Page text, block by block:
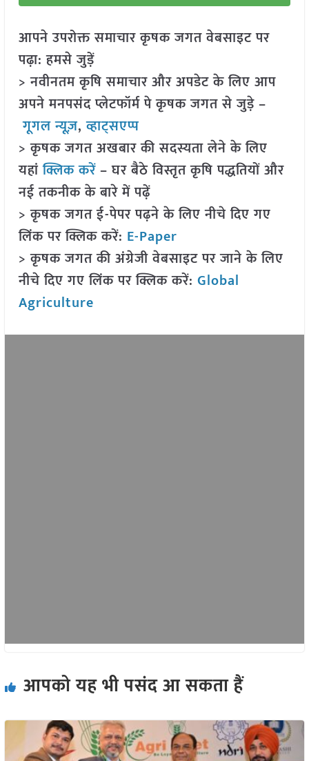
आपने उपरोक्त समाचार कृषक जगत वेबसाइट पर
पढ़ा: हमसे जुड़ें
> नवीनतम कृषि समाचार और अपडेट के लिए आप
अपने मनपसंद प्लेटफॉर्म पे कृषक जगत से जुड़े –
गूगल न्यूज़,व्हाट्सएप्प
> कृषक जगत अखबार की सदस्यता लेने के लिए
यहांक्लिक करें– घर बैठे विस्तृत कृषि पद्धतियों और
नई तकनीक के बारे में पढ़ें
> कृषक जगत ई-पेपर पढ़ने के लिए नीचे दिए गए
लिंक पर क्लिक करें: E-Paper
> कृषक जगत की अंग्रेजी वेबसाइट पर जाने के लिए
नीचे दिए गए लिंक पर क्लिक करें: Global
Agriculture
आपको यह भी पसंद आ सकता हैं